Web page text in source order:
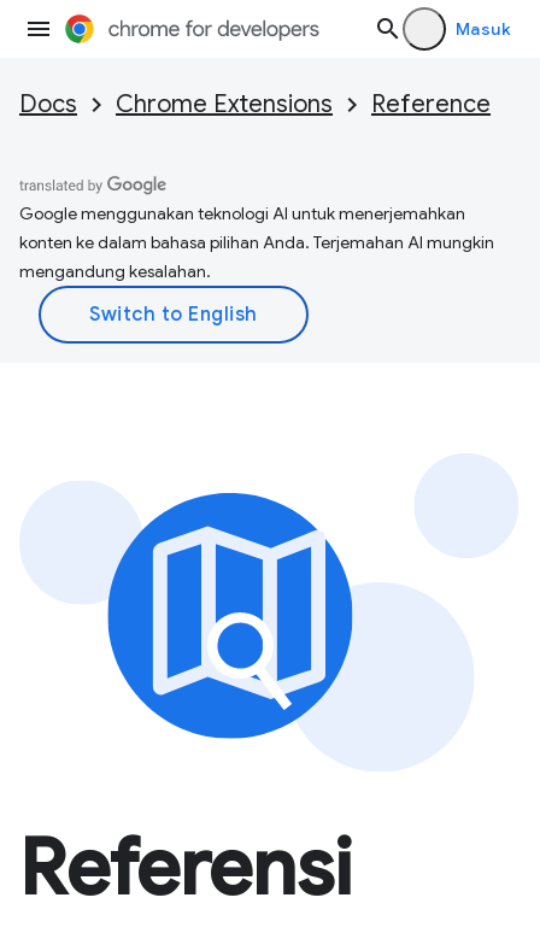
Masuk
Docs Chrome Extensions Reference
Google menggunakan teknologi AI untuk menerjemahkan
konten ke dalam bahasa pilihan Anda. Terjemahan AI mungkin
mengandung kesalahan.
Referensi